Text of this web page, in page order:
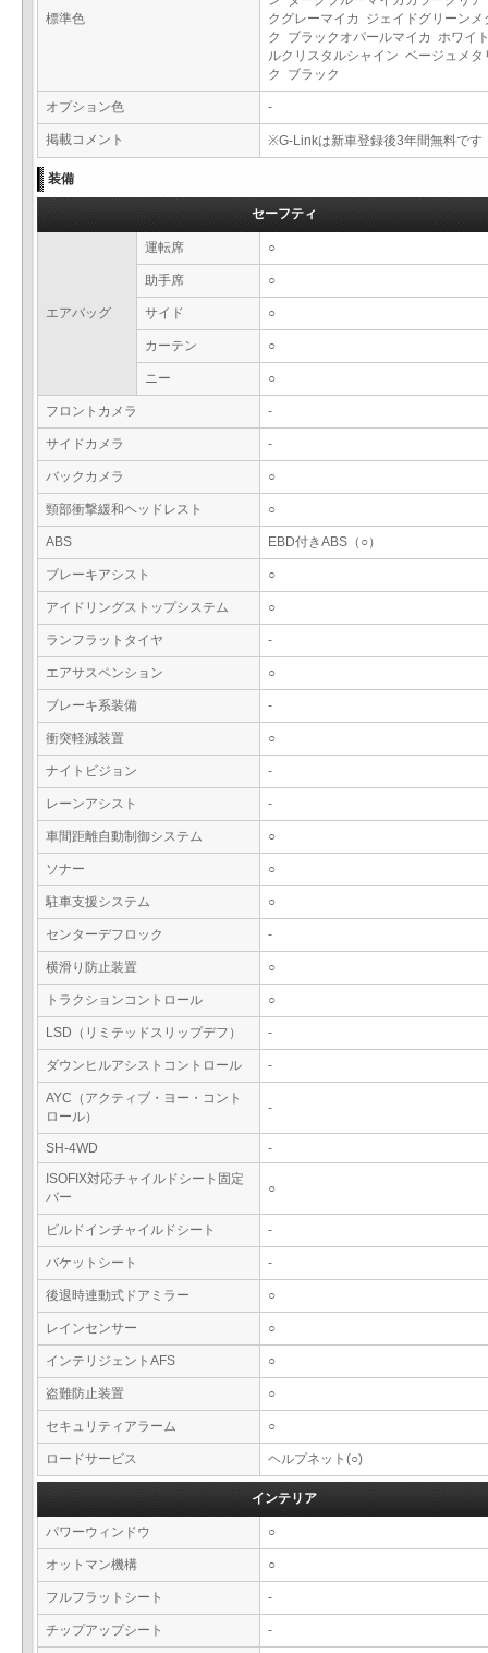
標準色
クグレーマイカ ジェイドグリーンメ
ク ブラックオパールマイカ ホワイ
ルクリスタルシャイン ベージュメタ
ク ブラック
オプション色 -
掲載コメント ※G-Linkは新車登録後3年間無料です
装備
セーフティ
エアバッグ
運転席 ○
助手席 ○
サイド ○
カーテン ○
ニー ○
フロントカメラ -
サイドカメラ -
バックカメラ ○
頸部衝撃緩和ヘッドレスト ○
ABS EBD付きABS（○）
ブレーキアシスト ○
アイドリングストップシステム ○
ランフラットタイヤ -
エアサスペンション ○
ブレーキ系装備 -
衝突軽減装置 ○
ナイトビジョン -
レーンアシスト -
車間距離自動制御システム ○
ソナー ○
駐車支援システム ○
センターデフロック -
横滑り防止装置 ○
トラクションコントロール ○
LSD（リミテッドスリップデフ） -
ダウンヒルアシストコントロール -
AYC（アクティブ・ヨー・コント
ロール）
-
SH-4WD
-
ISOFIX対応チャイルドシート固定
バー
○
ビルドインチャイルドシート -
バケットシート -
後退時連動式ドアミラー ○
レインセンサー ○
インテリジェントAFS ○
盗難防止装置 ○
セキュリティアラーム ○
ロードサービス ヘルプネット(○)
インテリア
パワーウィンドウ ○
オットマン機構 ○
フルフラットシート -
チップアップシート -